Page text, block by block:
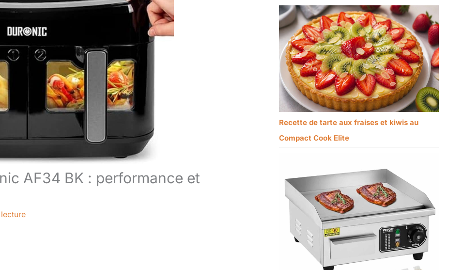
AF34 BK : performance et
Recette de tarte aux fraises et kiwis au
Compact Cook Elite